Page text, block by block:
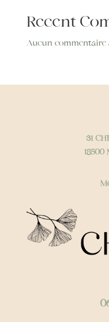
Recent
Aucun commentaire
31
18500